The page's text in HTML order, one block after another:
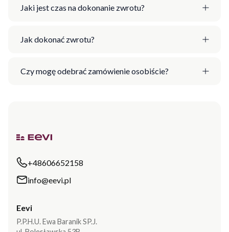
Jaki jest czas na dokonanie zwrotu?
Jak dokonać zwrotu?
Czy mogę odebrać zamówienie osobiście?
+48606652158
info@eevi.pl
Eevi
P.P.H.U. Ewa Baranik SP.J.